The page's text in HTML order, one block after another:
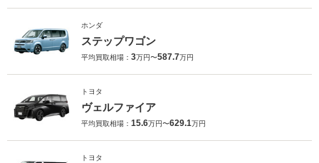
ホンダ
ステップワゴン
平均買取相場： 3万円〜587.7万円
トヨタ
ヴェルファイア
平均買取相場： 15.6万円〜629.1万円
トヨタ